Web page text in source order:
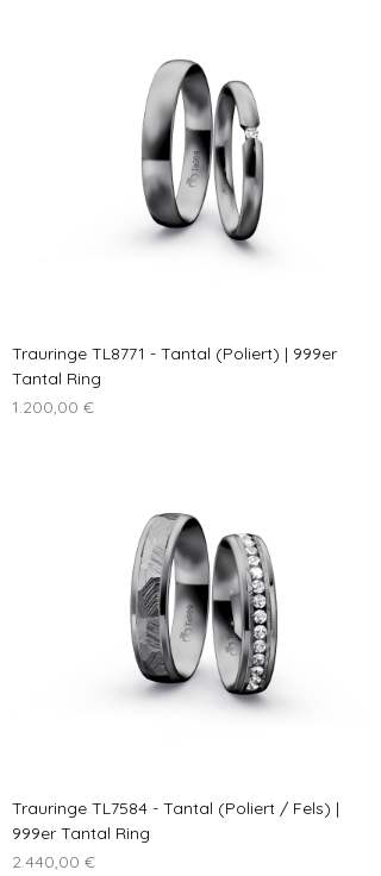
Trauringe TL8771 - Tantal (Poliert) | 999er
Tantal Ring
Preis
1.200,00 €
Trauringe TL7584 - Tantal (Poliert / Fels) |
999er Tantal Ring
Preis
2.440,00 €